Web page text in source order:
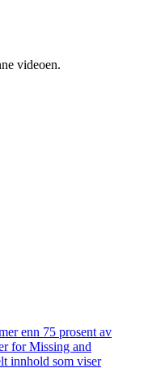
videoen.
enn 75 prosent av
for Missing and
innhold som viser